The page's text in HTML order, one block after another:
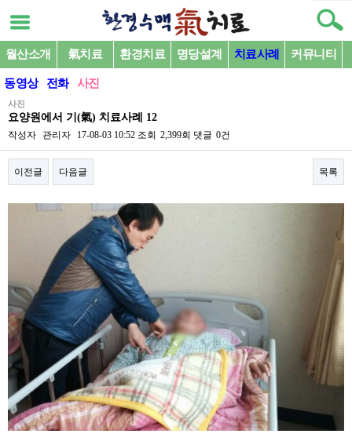
월산소개 氣치료 환경치료 명당설계 치료사례 커뮤니티
동영상 전화 사진
사진
요양원에서 기(氣) 치료사례 12
작성자 관리자 17-08-03 10:52 조회 2,399회 댓글 0건
이전글 다음글 목록